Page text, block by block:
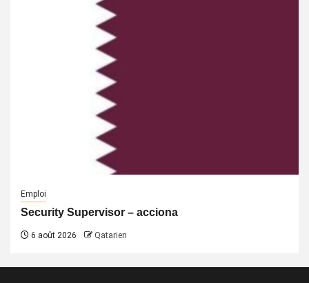
Emploi
Security Supervisor – acciona
6 août 2026 Qatarien